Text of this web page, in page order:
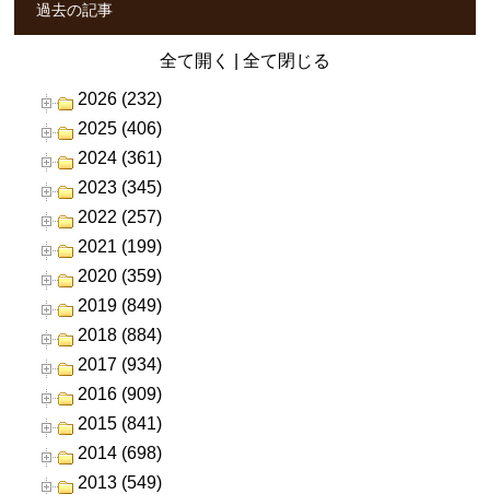
過去の記事
全て開く 全て閉じる
2026 (232)
2025 (406)
2024 (361)
2023 (345)
2022 (257)
2021 (199)
2020 (359)
2019 (849)
2018 (884)
2017 (934)
2016 (909)
2015 (841)
2014 (698)
2013 (549)